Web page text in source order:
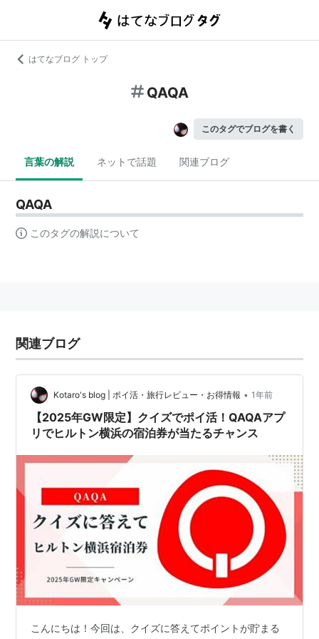
はてなブログ トップ
QAQA
このタグでブログを書く
言葉の解説 ネットで話題 関連ブログ
QAQA
このタグの解説について
関連ブログ
Kotaro's blog | ポイ活・旅行レビュー・お得情報 • 1年前
【2025年GW限定】クイズでポイ活！QAQAアプ
リでヒルトン横浜の宿泊券が当たるチャンス
こんにちは！今回は、クイズに答えてポイントが貯まる